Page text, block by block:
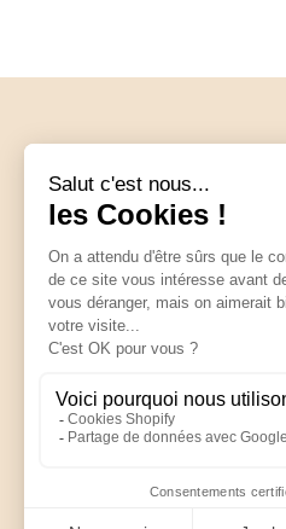
Little balance
ZA Les Petites
Contactez-nous